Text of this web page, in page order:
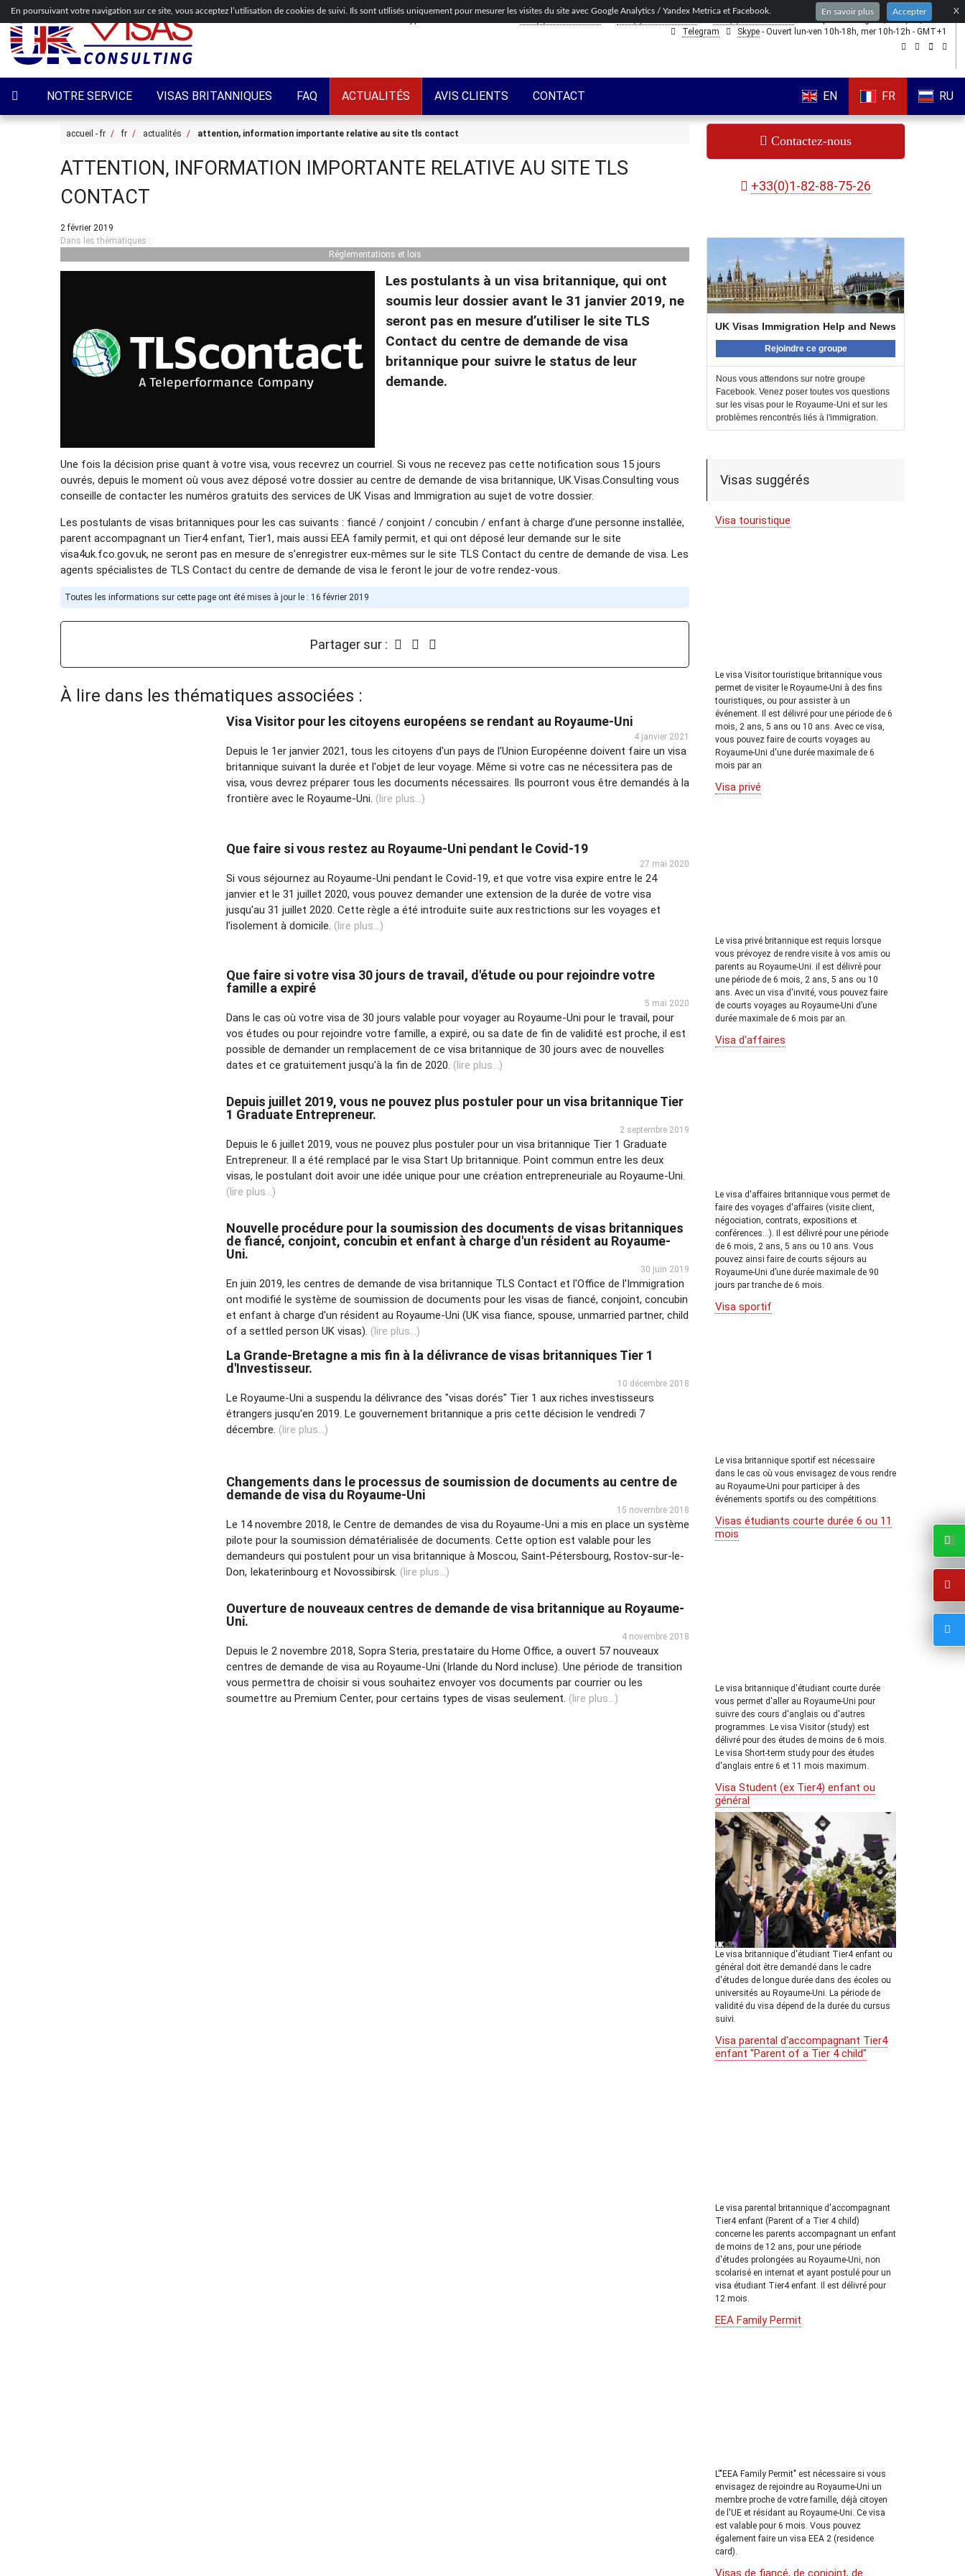
X
En poursuivant votre navigation sur ce site, vous acceptez l’utilisation de cookies de suivi. Ils sont utilisés uniquement pour mesurer les visites du site avec Google Analytics / Yandex Metrica et Facebook. En savoir plus Accepter
- nous parlonsanglais,français,russe
Telegram
Skype - Ouvert lun-ven 10h-18h, mer 10h-12h - GMT+1
NOTRE SERVICE VISAS BRITANNIQUES FAQ ACTUALITÉS AVIS CLIENTS CONTACT EN FR RU
ATTENTION, INFORMATION IMPORTANTE RELATIVE AU SITE TLS
CONTACT
2 février 2019
Dans les thématiques :
Réglementations et lois
Les postulants à un visa britannique, qui ont
soumis leur dossier avant le 31 janvier 2019, ne
seront pas en mesure d’utiliser le site TLS
Contact du centre de demande de visa
britannique pour suivre le status de leur
demande.
Une fois la décision prise quant à votre visa, vous recevrez un courriel. Si vous ne recevez pas cette notification sous 15 jours
ouvrés, depuis le moment où vous avez déposé votre dossier au centre de demande de visa britannique, UK.Visas.Consulting vous
conseille de contacter les numéros gratuits des services de UK Visas and Immigration au sujet de votre dossier.
Les postulants de visas britanniques pour les cas suivants : fiancé / conjoint / concubin / enfant à charge d’une personne installée,
parent accompagnant un Tier4 enfant, Tier1, mais aussi EEA family permit, et qui ont déposé leur demande sur le site
visa4uk.fco.gov.uk, ne seront pas en mesure de s’enregistrer eux-mêmes sur le site TLS Contact du centre de demande de visa. Les
agents spécialistes de TLS Contact du centre de demande de visa le feront le jour de votre rendez-vous.
Toutes les informations sur cette page ont été mises à jour le : 16 février 2019
Partager sur :
accueil - fr fr actualités attention, information importante relative au site tls contact
À lire dans les thématiques associées :
Visa Visitor pour les citoyens européens se rendant au Royaume-Uni
4 janvier 2021
Depuis le 1er janvier 2021, tous les citoyens d'un pays de l'Union Européenne doivent faire un visa
britannique suivant la durée et l'objet de leur voyage. Même si votre cas ne nécessitera pas de
visa, vous devrez préparer tous les documents nécessaires. Ils pourront vous être demandés à la
frontière avec le Royaume-Uni. (lire plus...)
Que faire si vous restez au Royaume-Uni pendant le Covid-19
27 mai 2020
Si vous séjournez au Royaume-Uni pendant le Covid-19, et que votre visa expire entre le 24
janvier et le 31 juillet 2020, vous pouvez demander une extension de la durée de votre visa
jusqu'au 31 juillet 2020. Cette règle a été introduite suite aux restrictions sur les voyages et
l'isolement à domicile. (lire plus...)
Que faire si votre visa 30 jours de travail, d'étude ou pour rejoindre votre
famille a expiré
5 mai 2020
Dans le cas où votre visa de 30 jours valable pour voyager au Royaume-Uni pour le travail, pour
vos études ou pour rejoindre votre famille, a expiré, ou sa date de fin de validité est proche, il est
possible de demander un remplacement de ce visa britannique de 30 jours avec de nouvelles
dates et ce gratuitement jusqu'à la fin de 2020. (lire plus...)
Depuis juillet 2019, vous ne pouvez plus postuler pour un visa britannique Tier
1 Graduate Entrepreneur.
2 septembre 2019
Depuis le 6 juillet 2019, vous ne pouvez plus postuler pour un visa britannique Tier 1 Graduate
Entrepreneur. Il a été remplacé par le visa Start Up britannique. Point commun entre les deux
visas, le postulant doit avoir une idée unique pour une création entrepreneuriale au Royaume-Uni.
(lire plus...)
Nouvelle procédure pour la soumission des documents de visas britanniques
de fiancé, conjoint, concubin et enfant à charge d'un résident au Royaume-
Uni.
30 juin 2019
En juin 2019, les centres de demande de visa britannique TLS Contact et l'Office de l'Immigration
ont modifié le système de soumission de documents pour les visas de fiancé, conjoint, concubin
et enfant à charge d'un résident au Royaume-Uni (UK visa fiance, spouse, unmarried partner, child
of a settled person UK visas). (lire plus...)
La Grande-Bretagne a mis fin à la délivrance de visas britanniques Tier 1
d'Investisseur.
10 décembre 2018
Le Royaume-Uni a suspendu la délivrance des "visas dorés" Tier 1 aux riches investisseurs
étrangers jusqu'en 2019. Le gouvernement britannique a pris cette décision le vendredi 7
décembre. (lire plus...)
Changements dans le processus de soumission de documents au centre de
demande de visa du Royaume-Uni
15 novembre 2018
Le 14 novembre 2018, le Centre de demandes de visa du Royaume-Uni a mis en place un système
pilote pour la soumission dématérialisée de documents. Cette option est valable pour les
demandeurs qui postulent pour un visa britannique à Moscou, Saint-Pétersbourg, Rostov-sur-le-
Don, Iekaterinbourg et Novossibirsk. (lire plus...)
Ouverture de nouveaux centres de demande de visa britannique au Royaume-
Uni.
4 novembre 2018
Depuis le 2 novembre 2018, Sopra Steria, prestataire du Home Office, a ouvert 57 nouveaux
centres de demande de visa au Royaume-Uni (Irlande du Nord incluse). Une période de transition
vous permettra de choisir si vous souhaitez envoyer vos documents par courrier ou les
soumettre au Premium Center, pour certains types de visas seulement. (lire plus...)
Contactez-nous
+33(0)1-82-88-75-26
UK Visas Immigration Help and News
Rejoindre ce groupe
Nous vous attendons sur notre groupe
Facebook. Venez poser toutes vos questions
sur les visas pour le Royaume-Uni et sur les
problèmes rencontrés liés à l'immigration.
Visas suggérés
Visa touristique
Le visa Visitor touristique britannique vous
permet de visiter le Royaume-Uni à des fins
touristiques, ou pour assister à un
événement. Il est délivré pour une période de 6
mois, 2 ans, 5 ans ou 10 ans. Avec ce visa,
vous pouvez faire de courts voyages au
Royaume-Uni d'une durée maximale de 6
mois par an
Visa privé
Le visa privé britannique est requis lorsque
vous prévoyez de rendre visite à vos amis ou
parents au Royaume-Uni. il est délivré pour
une période de 6 mois, 2 ans, 5 ans ou 10
ans. Avec un visa d'invité, vous pouvez faire
de courts voyages au Royaume-Uni d’une
durée maximale de 6 mois par an.
Visa d'affaires
Le visa d'affaires britannique vous permet de
faire des voyages d'affaires (visite client,
négociation, contrats, expositions et
conférences...). Il est délivré pour une période
de 6 mois, 2 ans, 5 ans ou 10 ans. Vous
pouvez ainsi faire de courts séjours au
Royaume-Uni d’une durée maximale de 90
jours par tranche de 6 mois.
Visa sportif
Le visa britannique sportif est nécessaire
dans le cas où vous envisagez de vous rendre
au Royaume-Uni pour participer à des
événements sportifs ou des compétitions.
Visas étudiants courte durée 6 ou 11
mois
Le visa britannique d'étudiant courte durée
vous permet d'aller au Royaume-Uni pour
suivre des cours d'anglais ou d'autres
programmes. Le visa Visitor (study) est
délivré pour des études de moins de 6 mois.
Le visa Short-term study pour des études
d'anglais entre 6 et 11 mois maximum.
Visa Student (ex Tier4) enfant ou
général
Le visa britannique d'étudiant Tier4 enfant ou
général doit être demandé dans le cadre
d'études de longue durée dans des écoles ou
universités au Royaume-Uni. La période de
validité du visa dépend de la durée du cursus
suivi.
Visa parental d'accompagnant Tier4
enfant "Parent of a Tier 4 child"
Le visa parental britannique d'accompagnant
Tier4 enfant (Parent of a Tier 4 child)
concerne les parents accompagnant un enfant
de moins de 12 ans, pour une période
d'études prolongées au Royaume-Uni, non
scolarisé en internat et ayant postulé pour un
visa étudiant Tier4 enfant. Il est délivré pour
12 mois.
EEA Family Permit
L'"EEA Family Permit" est nécessaire si vous
envisagez de rejoindre au Royaume-Uni un
membre proche de votre famille, déjà citoyen
de l'UE et résidant au Royaume-Uni. Ce visa
est valable pour 6 mois. Vous pouvez
également faire un visa EEA 2 (residence
card).
Visas de fiancé, de conjoint, de